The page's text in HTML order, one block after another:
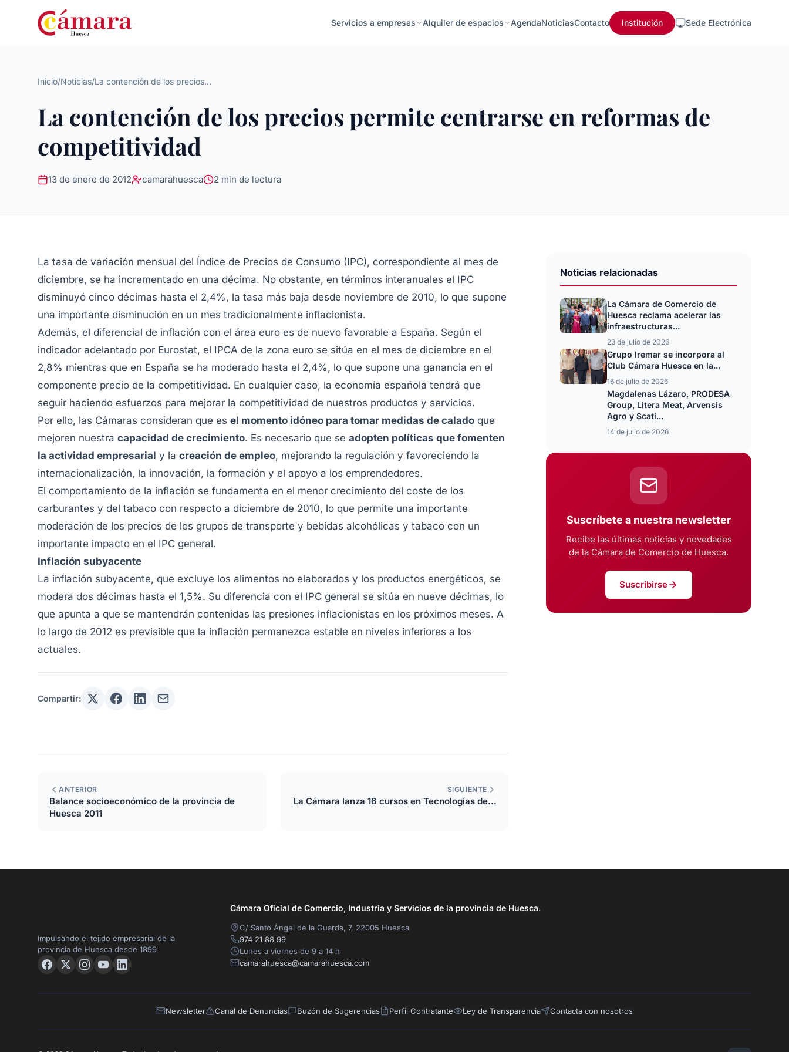
Servicios a empresas Alquiler de espacios AgendaNoticiasContacto Institución Sede Electrónica
Inicio/Noticias/La contención de los precios...
La contención de los precios permite centrarse en reformas de
competitividad
13 de enero de 2012 camarahuesca 2 min de lectura
La tasa de variación mensual del Índice de Precios de Consumo (IPC), correspondiente al mes de
diciembre, se ha incrementado en una décima. No obstante, en términos interanuales el IPC
disminuyó cinco décimas hasta el 2,4%, la tasa más baja desde noviembre de 2010, lo que supone
una importante disminución en un mes tradicionalmente inflacionista.
Además, el diferencial de inflación con el área euro es de nuevo favorable a España. Según el
indicador adelantado por Eurostat, el IPCA de la zona euro se sitúa en el mes de diciembre en el
2,8% mientras que en España se ha moderado hasta el 2,4%, lo que supone una ganancia en el
componente precio de la competitividad. En cualquier caso, la economía española tendrá que
seguir haciendo esfuerzos para mejorar la competitividad de nuestros productos y servicios.
Por ello, las Cámaras consideran que es el momento idóneo para tomar medidas de calado que
mejoren nuestra capacidad de crecimiento. Es necesario que se adopten políticas que fomenten
la actividad empresarial y la creación de empleo, mejorando la regulación y favoreciendo la
internacionalización, la innovación, la formación y el apoyo a los emprendedores.
El comportamiento de la inflación se fundamenta en el menor crecimiento del coste de los
carburantes y del tabaco con respecto a diciembre de 2010, lo que permite una importante
moderación de los precios de los grupos de transporte y bebidas alcohólicas y tabaco con un
importante impacto en el IPC general.
Inflación subyacente
La inflación subyacente, que excluye los alimentos no elaborados y los productos energéticos, se
modera dos décimas hasta el 1,5%. Su diferencia con el IPC general se sitúa en nueve décimas, lo
que apunta a que se mantendrán contenidas las presiones inflacionistas en los próximos meses. A
lo largo de 2012 es previsible que la inflación permanezca estable en niveles inferiores a los
actuales.
Compartir:
ANTERIOR
Balance socioeconómico de la provincia de
Huesca 2011
SIGUIENTE
La Cámara lanza 16 cursos en Tecnologías de...
Noticias relacionadas
La Cámara de Comercio de
Huesca reclama acelerar las
infraestructuras...
23 de julio de 2026
Grupo Iremar se incorpora al
Club Cámara Huesca en la...
16 de julio de 2026
Magdalenas Lázaro, PRODESA
Group, Litera Meat, Arvensis
Agro y Scati...
14 de julio de 2026
Suscríbete a nuestra newsletter
Recibe las últimas noticias y novedades
de la Cámara de Comercio de Huesca.
Suscribirse
Impulsando el tejido empresarial de la
provincia de Huesca desde 1899
Cámara Oficial de Comercio, Industria y Servicios de la provincia de Huesca.
C/ Santo Ángel de la Guarda, 7, 22005 Huesca
974 21 88 99
Lunes a viernes de 9 a 14 h
camarahuesca@camarahuesca.com
Newsletter Canal de Denuncias Buzón de Sugerencias Perfil Contratante Ley de Transparencia Contacta con nosotros